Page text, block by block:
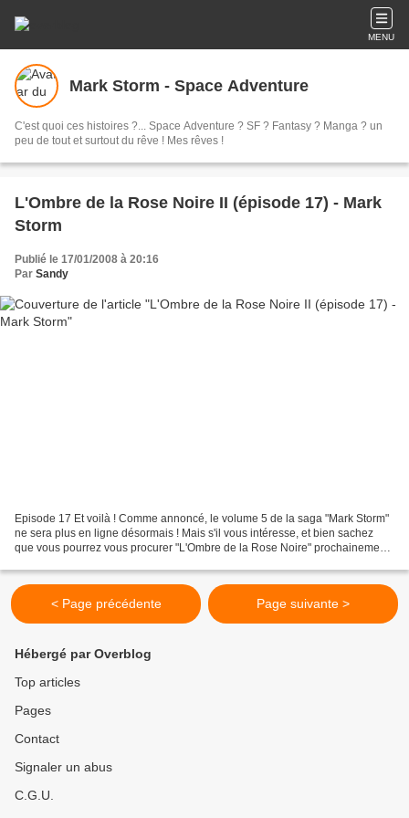
MENU
Mark Storm - Space Adventure
C'est quoi ces histoires ?... Space Adventure ? SF ? Fantasy ? Manga ? un
peu de tout et surtout du rêve ! Mes rêves !
L'Ombre de la Rose Noire II (épisode 17) - Mark
Storm
Publié le 17/01/2008 à 20:16
Par Sandy
Episode 17 Et voilà ! Comme annoncé, le volume 5 de la saga "Mark Storm"
ne sera plus en ligne désormais ! Mais s'il vous intéresse, et bien sachez
que vous pourrez vous procurer "L'Ombre de la Rose Noire" prochainement,
< Page précédente Page suivante >
Hébergé par Overblog
Top articles
Pages
Contact
Signaler un abus
C.G.U.